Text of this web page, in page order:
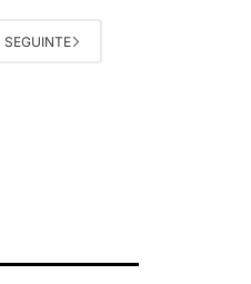
SEGUINTE